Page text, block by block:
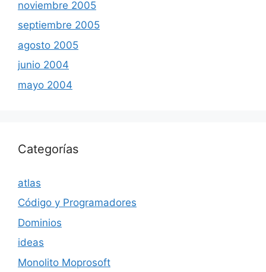
noviembre 2005
septiembre 2005
agosto 2005
junio 2004
mayo 2004
Categorías
atlas
Código y Programadores
Dominios
ideas
Monolito Moprosoft